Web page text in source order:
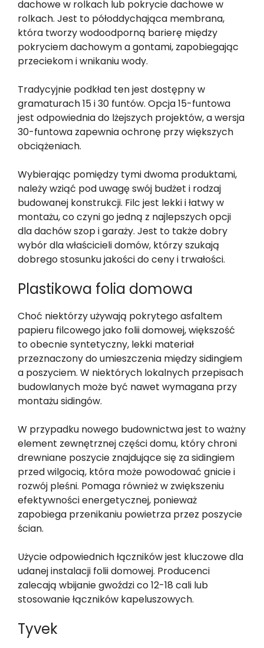
dachowe w rolkach lub pokrycie dachowe w
rolkach. Jest to półoddychająca membrana,
która tworzy wodoodporną barierę między
pokryciem dachowym a gontami, zapobiegając
przeciekom i wnikaniu wody.
Tradycyjnie podkład ten jest dostępny w
gramaturach 15 i 30 funtów. Opcja 15-funtowa
jest odpowiednia do lżejszych projektów, a wersja
30-funtowa zapewnia ochronę przy większych
obciążeniach.
Wybierając pomiędzy tymi dwoma produktami,
należy wziąć pod uwagę swój budżet i rodzaj
budowanej konstrukcji. Filc jest lekki i łatwy w
montażu, co czyni go jedną z najlepszych opcji
dla dachów szop i garaży. Jest to także dobry
wybór dla właścicieli domów, którzy szukają
dobrego stosunku jakości do ceny i trwałości.
Plastikowa folia domowa
Choć niektórzy używają pokrytego asfaltem
papieru filcowego jako folii domowej, większość
to obecnie syntetyczny, lekki materiał
przeznaczony do umieszczenia między sidingiem
a poszyciem. W niektórych lokalnych przepisach
budowlanych może być nawet wymagana przy
montażu sidingów.
W przypadku nowego budownictwa jest to ważny
element zewnętrznej części domu, który chroni
drewniane poszycie znajdujące się za sidingiem
przed wilgocią, która może powodować gnicie i
rozwój pleśni. Pomaga również w zwiększeniu
efektywności energetycznej, ponieważ
zapobiega przenikaniu powietrza przez poszycie
ścian.
Użycie odpowiednich łączników jest kluczowe dla
udanej instalacji folii domowej. Producenci
zalecają wbijanie gwoździ co 12-18 cali lub
stosowanie łączników kapeluszowych.
Tyvek